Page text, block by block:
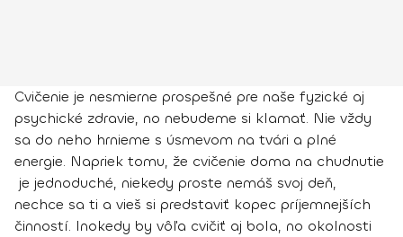
Cvičenie je nesmierne prospešné pre naše fyzické aj
psychické zdravie, no nebudeme si klamať. Nie vždy
sa do neho hrnieme s úsmevom na tvári a plné
energie. Napriek tomu, že cvičenie doma na chudnutie
je jednoduché, niekedy proste nemáš svoj deň,
nechce sa ti a vieš si predstaviť kopec príjemnejších
činností. Inokedy by vôľa cvičiť aj bola, no okolnosti